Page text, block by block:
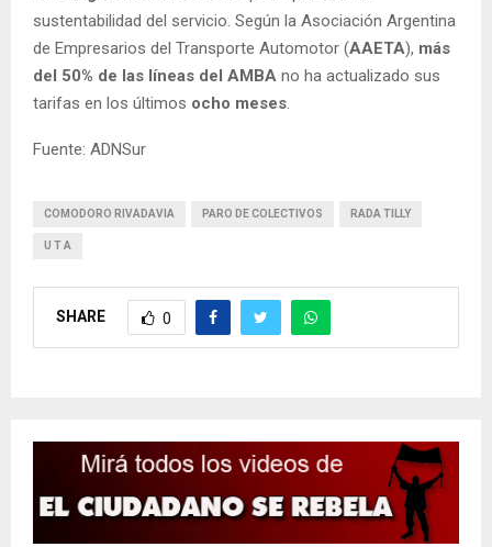
sustentabilidad del servicio. Según la Asociación Argentina
de Empresarios del Transporte Automotor (AAETA), más
del 50% de las líneas del AMBA no ha actualizado sus
tarifas en los últimos ocho meses.
Fuente: ADNSur
COMODORO RIVADAVIA PARO DE COLECTIVOS RADA TILLY
U T A
SHARE 0